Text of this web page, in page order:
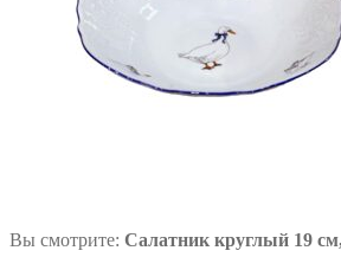
Вы смотрите: Салатник круглый 19